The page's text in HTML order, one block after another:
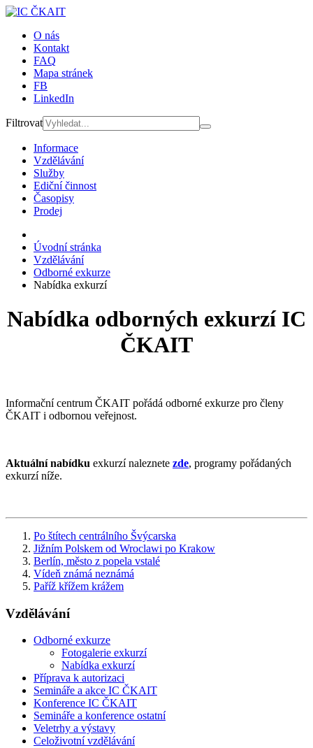
O nás
Kontakt
FAQ
Mapa stránek
FB
LinkedIn
Filtrovat
Informace
Vzdělávání
Služby
Ediční činnost
Časopisy
Prodej
Úvodní stránka
Vzdělávání
Odborné exkurze
Nabídka exkurzí
Nabídka odborných exkurzí IC
ČKAIT
Informační centrum ČKAIT pořádá odborné exkurze pro členy
ČKAIT i odbornou veřejnost.
Aktuální nabídku exkurzí naleznete zde, programy pořádaných
exkurzí níže.
Po štítech centrálního Švýcarska
Jižním Polskem od Wroclawi po Krakow
Berlín, město z popela vstalé
Vídeň známá neznámá
Paříž křížem krážem
Vzdělávání
Odborné exkurze
Fotogalerie exkurzí
Nabídka exkurzí
Příprava k autorizaci
Semináře a akce IC ČKAIT
Konference IC ČKAIT
Semináře a konference ostatní
Veletrhy a výstavy
Celoživotní vzdělávání